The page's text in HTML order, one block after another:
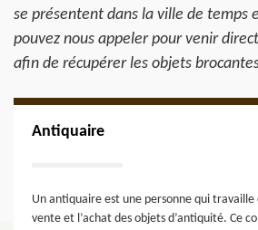
se présentent dans la ville de temps
pouvez nous appeler pour venir
afin de récupérer les objets
Antiquaire
Un antiquaire est une personne qui travaille
vente et l’achat des objets d’antiquité. Ce